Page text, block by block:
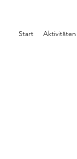
Start Aktivitäten